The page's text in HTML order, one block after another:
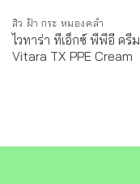
สิว ฝ้า กระ หมองคล้ำ
ไวทาร่า ทีเอ็กซ์ พีพีอี ครีม
Vitara TX PPE Cream